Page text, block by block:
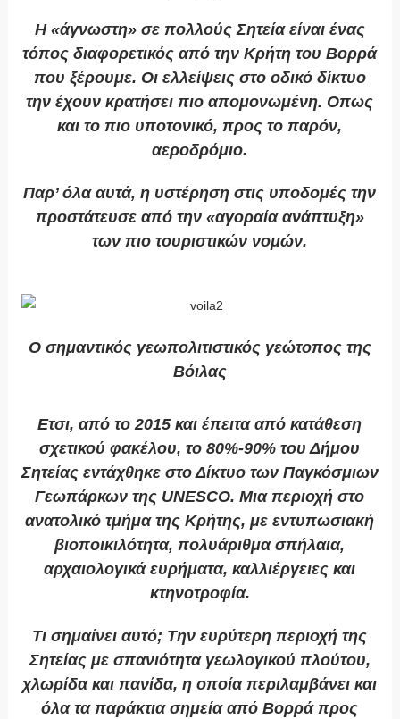
Η «άγνωστη» σε πολλούς Σητεία είναι ένας
τόπος διαφορετικός από την Κρήτη του Βορρά
που ξέρουμε. Οι ελλείψεις στο οδικό δίκτυο
την έχουν κρατήσει πιο απομονωμένη. Οπως
και το πιο υποτονικό, προς το παρόν,
αεροδρόμιο.
Παρ’ όλα αυτά, η υστέρηση στις υποδομές την
προστάτευσε από την «αγοραία ανάπτυξη»
των πιο τουριστικών νομών.
Ο σημαντικός γεωπολιτιστικός γεώτοπος της
Βόιλας
Ετσι, από το 2015 και έπειτα από κατάθεση
σχετικού φακέλου, το 80%-90% του Δήμου
Σητείας εντάχθηκε στο Δίκτυο των Παγκόσμιων
Γεωπάρκων της UNESCO. Μια περιοχή στο
ανατολικό τμήμα της Κρήτης, με εντυπωσιακή
βιοποικιλότητα, πολυάριθμα σπήλαια,
αρχαιολογικά ευρήματα, καλλιέργειες και
κτηνοτροφία.
Τι σημαίνει αυτό; Την ευρύτερη περιοχή της
Σητείας με σπανιότητα γεωλογικού πλούτου,
χλωρίδα και πανίδα, η οποία περιλαμβάνει και
όλα τα παράκτια σημεία από Βορρά προς